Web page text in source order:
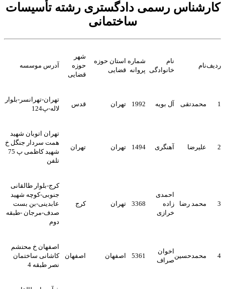
کارشناس رسمی دادگستری رشته تأسیسات
ساختمانی
ردیفنام
نام
خانوادگی
شماره
پروانه
استان حوزه
قضایی
شهر
حوزه
قضایی
آدرس موسسه
1 محمدتقی آل بویه 1992 تهران قدس
تهران-تهرانسر-بلوار
لاله-پ124
2 علیرضا آهنگری 1494 تهران تهران
تهران اتوبان شهید
همت سردار جنگل خ
شهید کاظمی پ 75
تلفن
3 محمد رضا
احمدی
زاده
خرازی
3368 تهران کرج
کرج-بلوار طالقانی
جنوبی-کوچه شهید
عابدینی-بن بست
صدف-مرجان -طبقه
دوم
4 محمدحسین
اخوان
صراف
5361 اصفهان اصفهان
اصفهان خ محتشم
کاشانی ساختمان
نصر طبقه 4